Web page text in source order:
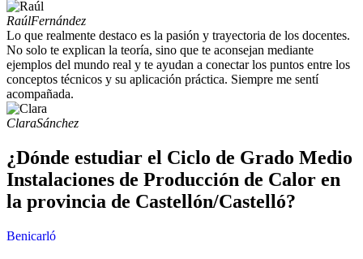
RaúlFernández
Lo que realmente destaco es la pasión y trayectoria de los docentes.
No solo te explican la teoría, sino que te aconsejan mediante
ejemplos del mundo real y te ayudan a conectar los puntos entre los
conceptos técnicos y su aplicación práctica. Siempre me sentí
acompañada.
ClaraSánchez
¿Dónde estudiar el Ciclo de Grado Medio
Instalaciones de Producción de Calor en
la provincia de Castellón/Castelló?
Benicarló